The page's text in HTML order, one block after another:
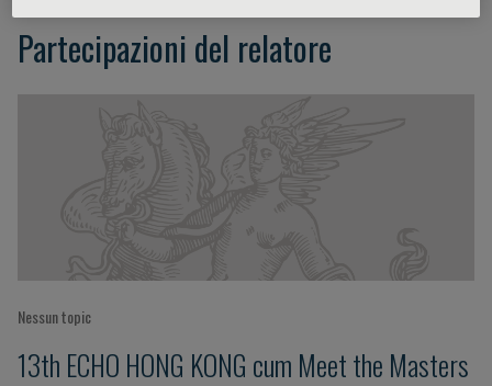
Partecipazioni del relatore
Nessun topic
13th ECHO HONG KONG cum Meet the Masters